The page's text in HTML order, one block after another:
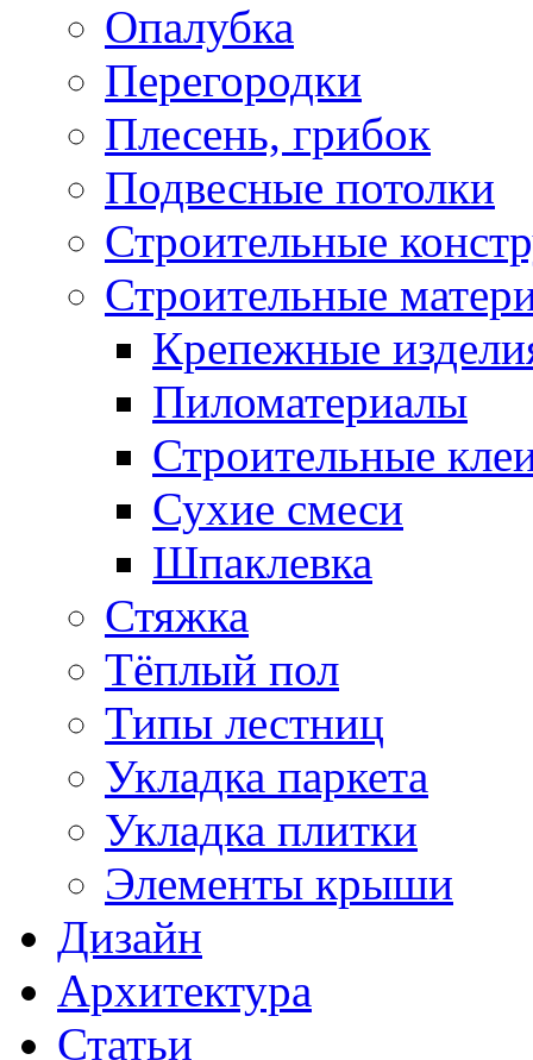
Опалубка
Перегородки
Плесень, грибок
Подвесные потолки
Строительные
Строительные
Крепежные
Пиломатериалы
Строительные
Сухие смеси
Шпаклевка
Стяжка
Тёплый пол
Типы лестниц
Укладка паркета
Укладка плитки
Элементы крыши
Дизайн
Архитектура
Статьи